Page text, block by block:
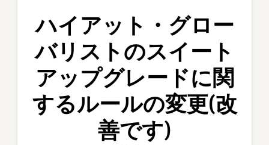
ッ
グ
ー
リ
ト
ハイアット・グロー
バリストのスイート
アップグレードに関
するルールの変更(改
善です)